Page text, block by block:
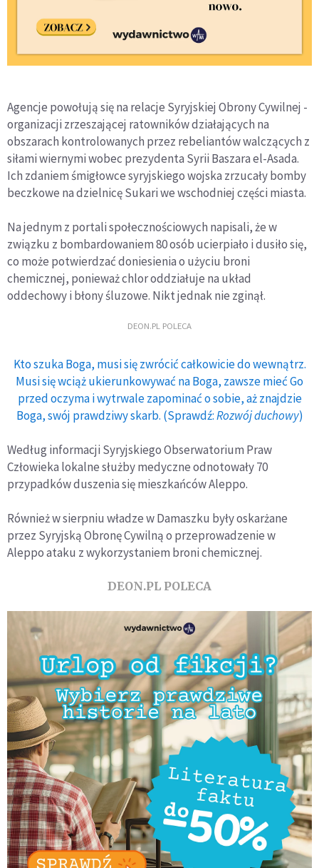
Agencje powołują się na relacje Syryjskiej Obrony Cywilnej -
organizacji zrzeszającej ratowników działających na
obszarach kontrolowanych przez rebeliantów walczących z
siłami wiernymi wobec prezydenta Syrii Baszara el-Asada.
Ich zdaniem śmigłowce syryjskiego wojska zrzucały bomby
beczkowe na dzielnicę Sukari we wschodniej części miasta.
Na jednym z portali społecznościowych napisali, że w
związku z bombardowaniem 80 osób ucierpiało i dusiło się,
co może potwierdzać doniesienia o użyciu broni
chemicznej, ponieważ chlor oddziałuje na układ
oddechowy i błony śluzowe. Nikt jednak nie zginął.
DEON.PL POLECA
Kto szuka Boga, musi się zwrócić całkowicie do wewnątrz.
Musi się wciąż ukierunkowywać na Boga, zawsze mieć Go
przed oczyma i wytrwale zapominać o sobie, aż znajdzie
Boga, swój prawdziwy skarb. (Sprawdź:Rozwój duchowy)
Według informacji Syryjskiego Obserwatorium Praw
Człowieka lokalne służby medyczne odnotowały 70
przypadków duszenia się mieszkańców Aleppo.
Również w sierpniu władze w Damaszku były oskarżane
przez Syryjską Obronę Cywilną o przeprowadzenie w
Aleppo ataku z wykorzystaniem broni chemicznej.
DEON.PL POLECA